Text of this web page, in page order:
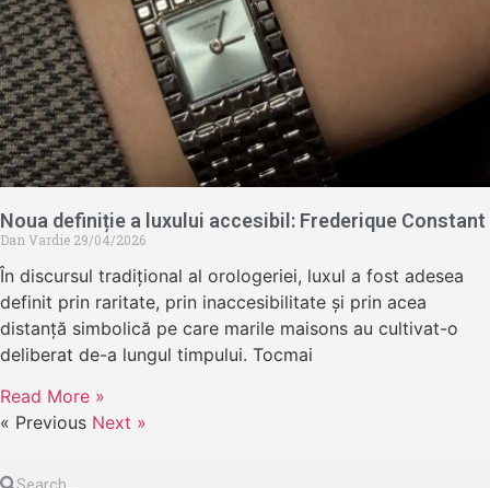
Noua definiție a luxului accesibil: Frederique Constant
Dan Vardie 29/04/2026
În discursul tradițional al orologeriei, luxul a fost adesea
definit prin raritate, prin inaccesibilitate și prin acea
distanță simbolică pe care marile maisons au cultivat-o
deliberat de-a lungul timpului. Tocmai
Read More »
« Previous Next »